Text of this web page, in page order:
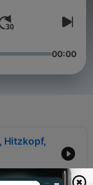
00:00
Hitzkopf,